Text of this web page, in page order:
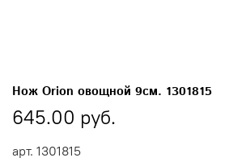
арт. 1301815
Нож Orion овощной 9см. 1301815
645.00 руб.